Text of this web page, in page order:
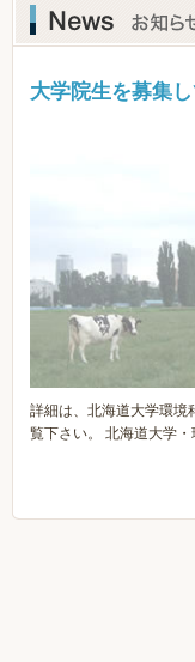
大学院生を募集し
詳細は、北海道大学環境
覧下さい。 北海道大学